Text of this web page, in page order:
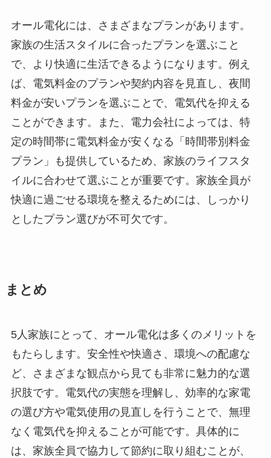
オール電化には、さまざまなプランがあります。
家族の生活スタイルに合ったプランを選ぶこと
で、より快適に生活できるようになります。例え
ば、電気料金のプランや契約内容を見直し、夜間
料金が安いプランを選ぶことで、電気代を抑える
ことができます。また、電力会社によっては、特
定の時間帯に電気料金が安くなる「時間帯別料金
プラン」も提供しているため、家族のライフスタ
イルに合わせて選ぶことが重要です。家族全員が
快適に過ごせる環境を整えるためには、しっかり
としたプラン選びが不可欠です。
まとめ
5人家族にとって、オール電化は多くのメリットを
もたらします。安全性や快適さ、環境への配慮な
ど、さまざまな観点から見ても非常に魅力的な選
択肢です。電気代の実態を理解し、効率的な家電
の選び方や電気使用の見直しを行うことで、無理
なく電気代を抑えることが可能です。具体的に
は、家族全員で協力して節約に取り組むことが、